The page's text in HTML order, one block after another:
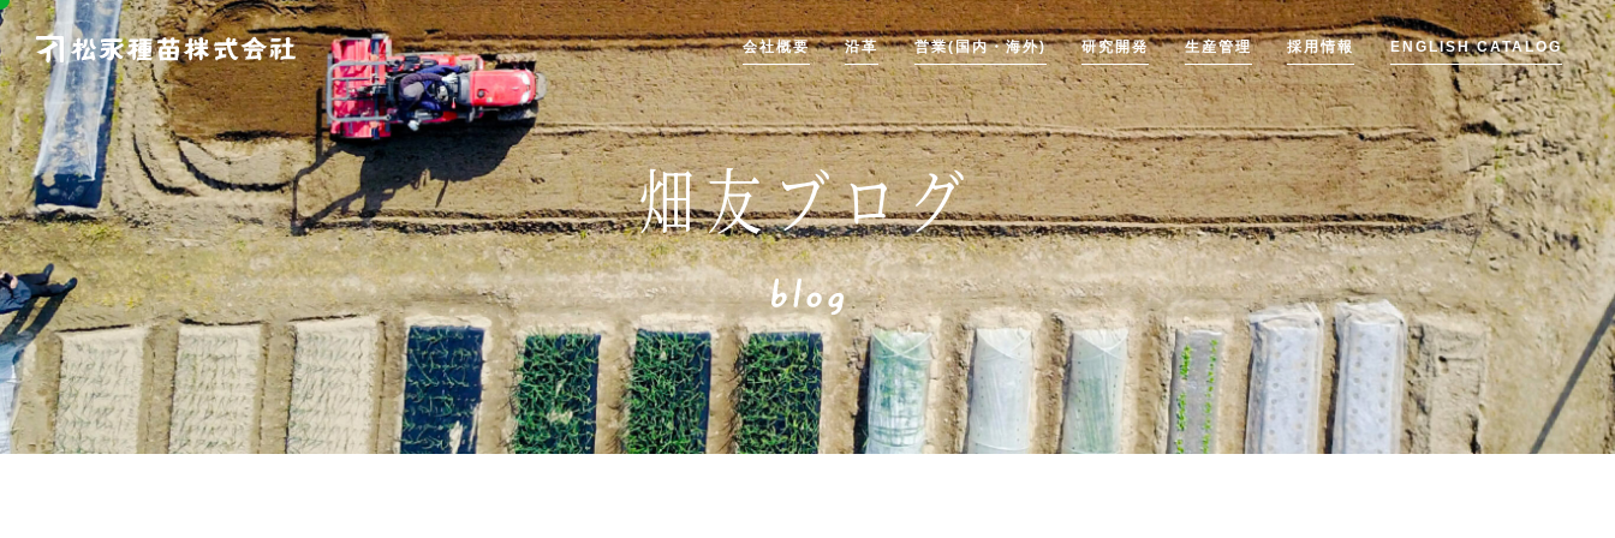
会社概要 沿革 営業(国内・海外) 研究開発 生産管理 採用情報 ENGLISH CATALOG
畑友ブログ